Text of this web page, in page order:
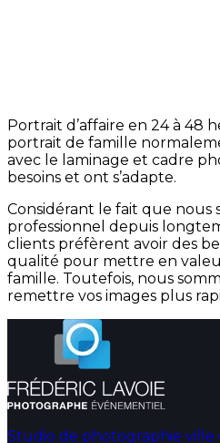
Portrait d’affaire en 24 à 48
portrait de famille
avec le laminage et cadre
besoins et ont s’adapte.
Considérant le fait que nous
professionnel depuis
clients préfèrent avoir des
qualité pour mettre en
famille. Toutefois, nous
remettre vos images plus
Studio de photographie ville